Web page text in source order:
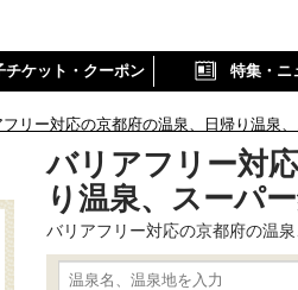
チケット・クーポン 特集・ニ
フリー対応の京都府の温泉、日帰り温泉
バリアフリー対
り温泉、スーパ
バリアフリー対応の京都府の温